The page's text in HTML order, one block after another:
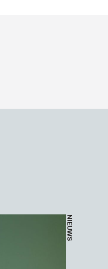
NIEUWS